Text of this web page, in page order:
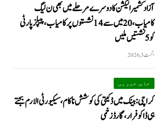
آزاد کشمیر الیکشن کا دوسرے مرحلے میں بھی ن لیگ
کامیاب، 20 میں سے 14 نشستوں پر کامیاب، پیپلزپارٹی
کو 5 نشستیں ملیں
اگست 3, 2026
خاص خبریں
کراچی: بینک میں ڈکیتی کی کوشش ناکام، سیکیورٹی الارم بجتے
ہی ڈاکو فرار، گارڈ زخمی